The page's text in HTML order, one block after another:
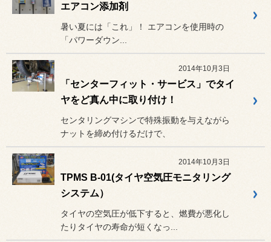
エアコン添加剤
暑い夏には「これ」！ エアコンを使用時の
「パワーダウン...
2014年10月3日
「センターフィット・サービス」でタイ
ヤをど真ん中に取り付け！
センタリングマシンで特殊振動を与えながら
ナットを締め付けるだけで、
2014年10月3日
TPMS B-01(タイヤ空気圧モニタリング
システム）
タイヤの空気圧が低下すると、燃費が悪化し
たりタイヤの寿命が短くなっ...